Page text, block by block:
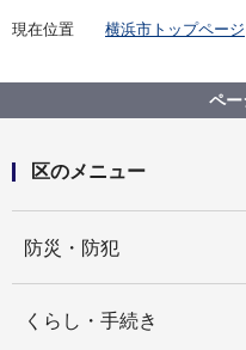
現在位置 横浜市トップページ
ペー
区のメニュー
防災・防犯
くらし・手続き